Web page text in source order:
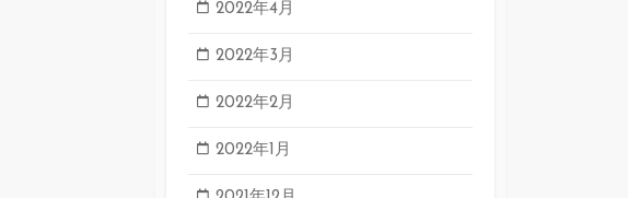
2022年4月
2022年3月
2022年2月
2022年1月